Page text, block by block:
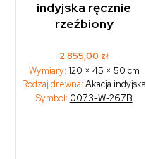
indyjska ręcznie
rzeźbiony
2.855,00 zł
Wymiary: 120 × 45 × 50 cm
Rodzaj drewna: Akacja indyjska
Symbol: 0073-W-267B